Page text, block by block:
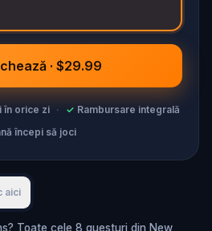
· $29.99
în orice zi · ✓ Rambursare integrală
începi să joci
aici
Toate cele 8 questuri din New